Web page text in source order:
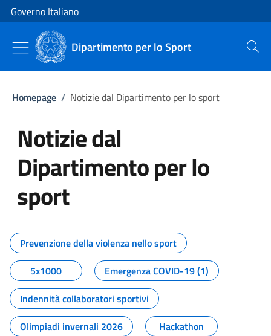
Vai al contenuto
Vai alla navigazione del sito
Governo Italiano
Dipartimento per lo Sport Cerca
Homepage / Notizie dal Dipartimento per lo sport
Notizie dal
Dipartimento per lo
sport
Tutti i contenuti della pagina
Prevenzione della violenza nello sport
5x1000
Emergenza COVID-19 (1)
Indennità collaboratori sportivi
Olimpiadi invernali 2026
Hackathon